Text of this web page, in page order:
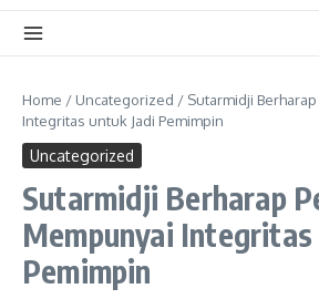
Home / Uncategorized / Sutarmidji
Integritas untuk Jadi Pemimpin
Uncategorized
Sutarmidji Berharap
Mempunyai Integritas
Pemimpin